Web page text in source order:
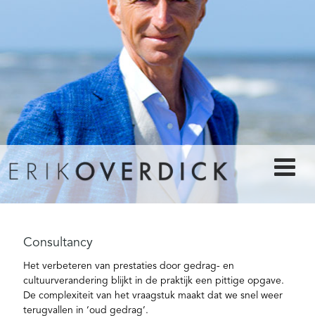
Consultancy
Het verbeteren van prestaties door gedrag- en
cultuurverandering blijkt in de praktijk een pittige opgave.
De complexiteit van het vraagstuk maakt dat we snel weer
terugvallen in ‘oud gedrag’.